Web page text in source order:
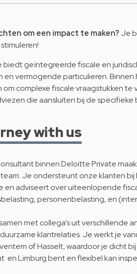
om een impact te maken? Je
biedt geïntegreerde fiscale en
en vermogende particulieren.
om complexe fiscale vraagstukken te
die aansluiten bij de
with us
binnen Deloitte Private
Je ondersteunt onze klanten bij
en adviseert over uiteenlopende
personenbelasting, en
met collega’s uit verschillende
klantrelaties. Je werkt je
of Hasselt, waardoor je dicht
en Limburg bent en flexibel kan